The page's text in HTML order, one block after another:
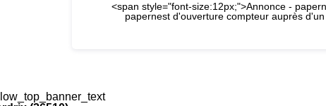
<span style="font-size:12px;">Annonce -
papernest d'ouverture compteur auprès